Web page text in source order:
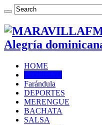
Alegría
HOME
Farándula
DEPORTES
MERENGUE
BACHATA
SALSA